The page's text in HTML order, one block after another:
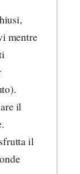
mentre
il
il